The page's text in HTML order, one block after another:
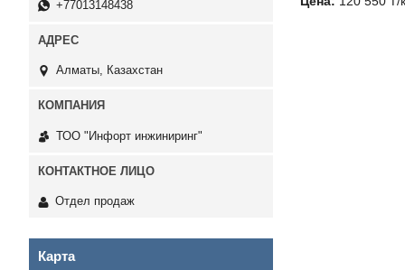
+77013148438
Алматы, Казахстан
ТОО "Инфорт инжиниринг"
Отдел продаж
Карта